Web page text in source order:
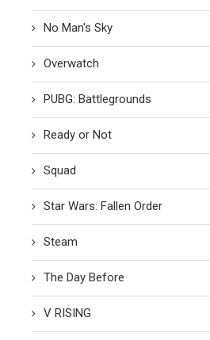
No Man's Sky
Overwatch
PUBG: Battlegrounds
Ready or Not
Squad
Star Wars: Fallen Order
Steam
The Day Before
V RISING